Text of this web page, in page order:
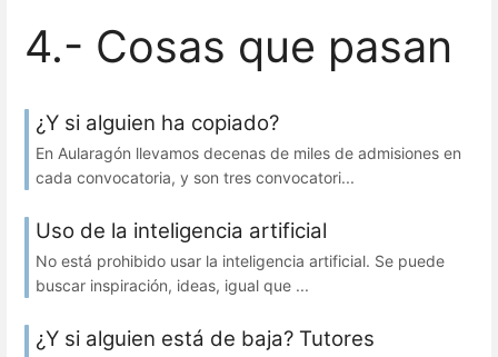
4.- Cosas que pasan
¿Y si alguien ha copiado?
En Aularagón llevamos decenas de miles de admisiones en
cada convocatoria, y son tres convocatori...
Uso de la inteligencia artificial
No está prohibido usar la inteligencia artificial. Se puede
buscar inspiración, ideas, igual que ...
¿Y si alguien está de baja? Tutores